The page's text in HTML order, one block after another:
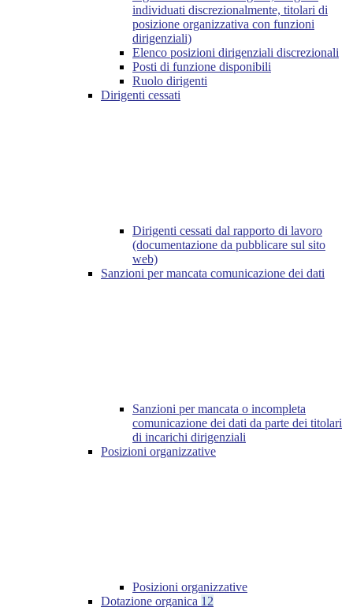
individuati discrezionalmente, titolari di
posizione organizzativa con funzioni
dirigenziali)
Elenco posizioni dirigenziali discrezionali
Posti di funzione disponibili
Ruolo dirigenti
Dirigenti cessati
Dirigenti cessati dal rapporto di lavoro
(documentazione da pubblicare sul sito
web)
Sanzioni per mancata comunicazione dei dati
Sanzioni per mancata o incompleta
comunicazione dei dati da parte dei titolari
di incarichi dirigenziali
Posizioni organizzative
Posizioni organizzative
Dotazione organica 12